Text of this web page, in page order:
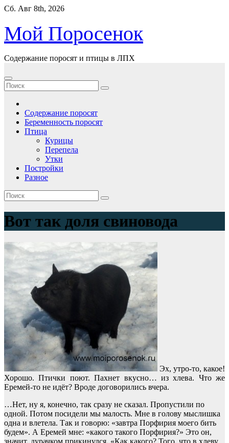
Перейти
содержимому
Сб. Авг 8th, 2026
Мой Поросенок
Содержание поросят и птицы в ЛПХ
Содержание поросят
Беременность поросят
Птица
Курицы
Перепела
Утки
Постройки
Разное
Вот так доля свиновода
Эх, утро-то, какое!
Хорошо. Птички поют. Пахнет вкусно… из хлева. Что же
Еремей-то не идёт? Вроде договорились вчера.
…Нет, ну я, конечно, так сразу не сказал. Пропустили по
одной. Потом посидели мы малость. Мне в голову мыслишка
одна и влетела. Так и говорю: «завтра Порфирия моего бить
будем». А Еремей мне: «какого такого Порфирия?» Это он,
значит, дурачком прикинулся. «Как какого? Того, что в хлеву